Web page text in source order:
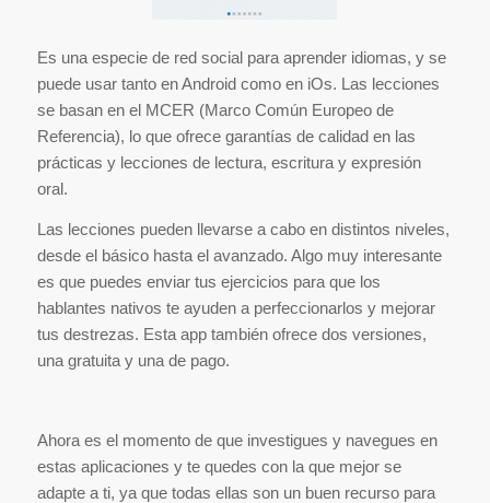
Es una especie de red social para aprender idiomas, y se
puede usar tanto en Android como en iOs. Las lecciones
se basan en el MCER (Marco Común Europeo de
Referencia), lo que ofrece garantías de calidad en las
prácticas y lecciones de lectura, escritura y expresión
oral.
Las lecciones pueden llevarse a cabo en distintos niveles,
desde el básico hasta el avanzado. Algo muy interesante
es que puedes enviar tus ejercicios para que los
hablantes nativos te ayuden a perfeccionarlos y mejorar
tus destrezas. Esta app también ofrece dos versiones,
una gratuita y una de pago.
Ahora es el momento de que investigues y navegues en
estas aplicaciones y te quedes con la que mejor se
adapte a ti, ya que todas ellas son un buen recurso para